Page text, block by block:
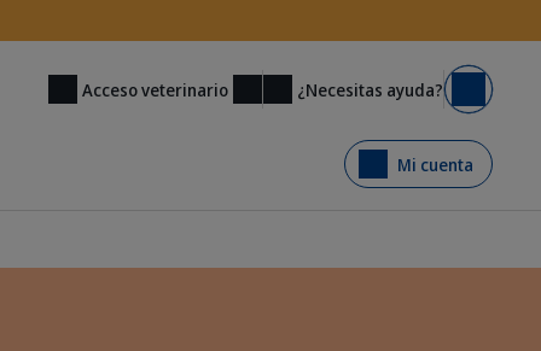
Acceso veterinario ¿Necesitas ayuda? Carrito
Mi cuenta